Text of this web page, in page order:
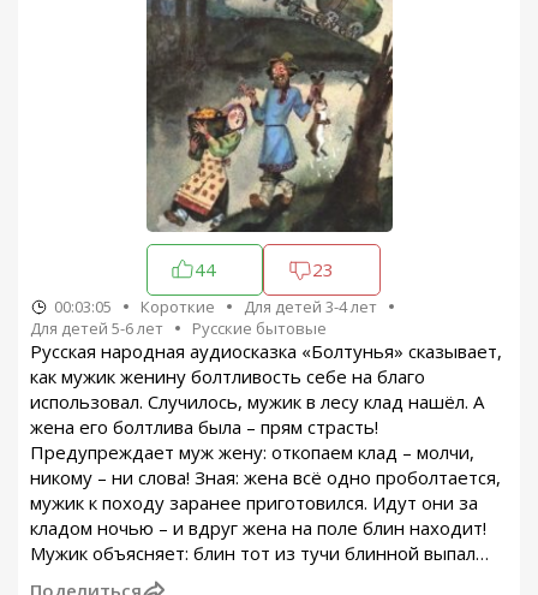
44 23
00:03:05 Короткие
Для детей 3-4 лет
Для детей 5-6 лет
Русские бытовые
Русская народная аудиосказка «Болтунья» сказывает,
как мужик женину болтливость себе на благо
использовал. Случилось, мужик в лесу клад нашёл. А
жена его болтлива была – прям страсть!
Предупреждает муж жену: откопаем клад – молчи,
никому – ни слова! Зная: жена всё одно проболтается,
мужик к походу заранее приготовился. Идут они за
кладом ночью – и вдруг жена на поле блин находит!
Мужик объясняет: блин тот из тучи блинной выпал…